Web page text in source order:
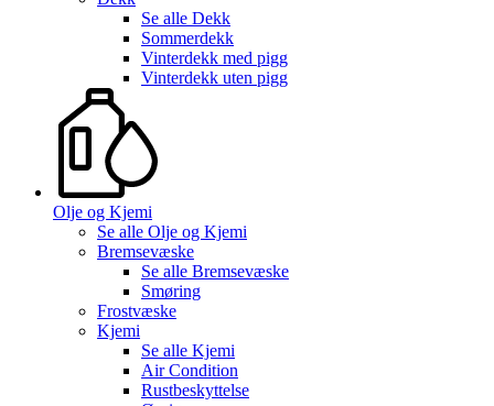
Se alle Dekk
Sommerdekk
Vinterdekk med pigg
Vinterdekk uten pigg
Olje og Kjemi
Se alle Olje og Kjemi
Bremsevæske
Se alle Bremsevæske
Smøring
Frostvæske
Kjemi
Se alle Kjemi
Air Condition
Rustbeskyttelse